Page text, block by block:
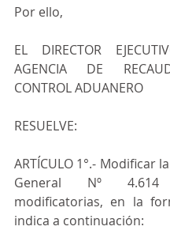
Por ello,
EL DIRECTOR
AGENCIA DE
CONTROL ADUANERO
RESUELVE:
ARTÍCULO 1°.- Modificar
General Nº
modificatorias, en la
indica a continuación: